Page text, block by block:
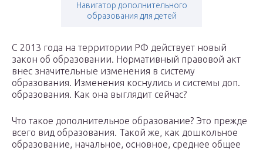
Навигатор дополнительного
образования для детей
С 2013 года на территории РФ действует новый
закон об образовании. Нормативный правовой акт
внес значительные изменения в систему
образования. Изменения коснулись и системы доп.
образования. Как она выглядит сейчас?
Что такое дополнительное образование? Это прежде
всего вид образования. Такой же, как дошкольное
образование, начальное, основное, среднее общее